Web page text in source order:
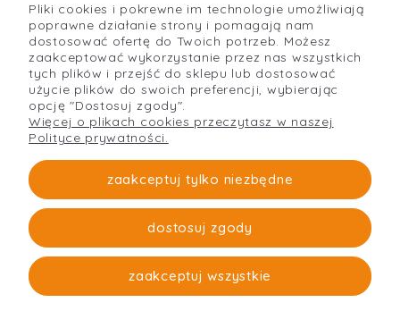
POMOC
O NAS
PŁATNOŚCI I DOSTAWA
Strefabudowy
O firmie
Pliki cookies i pokrewne im technologie umożliwiają
poprawne działanie strony i pomagają nam
dostosować ofertę do Twoich potrzeb. Możesz
zaakceptować wykorzystanie przez nas wszystkich
tych plików i przejść do sklepu lub dostosować
użycie plików do swoich preferencji, wybierając
opcję "Dostosuj zgody".
Więcej o plikach cookies przeczytasz w naszej
Polityce prywatności.
zaakceptuj tylko niezbędne
dostosuj zgody
zaakceptuj wszystkie